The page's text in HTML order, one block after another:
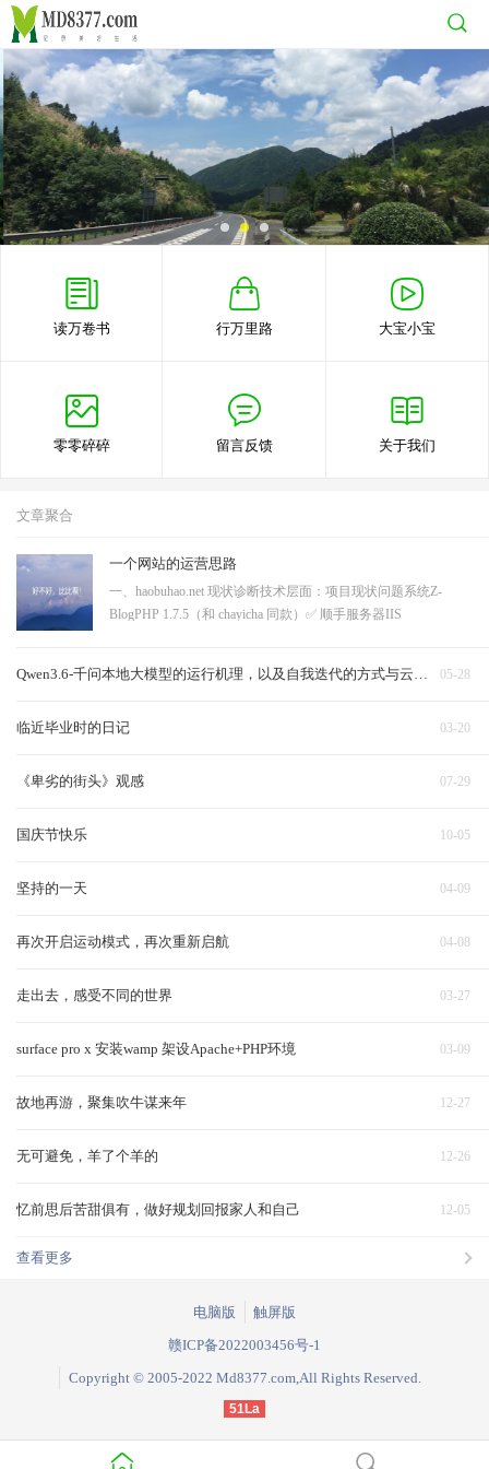
读万卷书 行万里路 大宝小宝
零零碎碎 留言反馈 关于我们
文章聚合
一个网站的运营思路
一、haobuhao.net 现状诊断技术层面：项目现状问题系统Z-
BlogPHP 1.7.5（和 chayicha 同款）✅ 顺手服务器IIS
擎收录靠运气URL 结构?
05-28
03-20
临近毕业时的日记
07-29
《卑劣的街头》观感
10-05
国庆节快乐
04-09
坚持的一天
04-08
再次开启运动模式，再次重新启航
03-27
走出去，感受不同的世界
03-09
surface pro x 安装wamp 架设Apache+PHP环境
12-27
故地再游，聚集吹牛谋来年
12-26
无可避免，羊了个羊的
12-05
忆前思后苦甜俱有，做好规划回报家人和自己
查看更多
电脑版
触屏版
赣ICP备2022003456号-1
Copyright © 2005-2022 Md8377.com,All Rights Reserved.
51La